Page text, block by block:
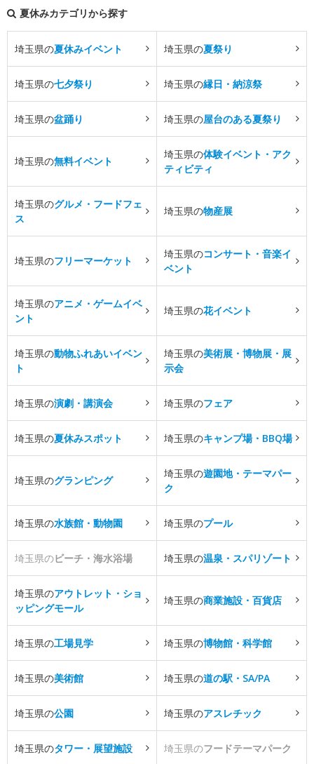
夏休みカテゴリから探す
埼玉県の夏休みイベント 埼玉県の夏祭り
埼玉県の七夕祭り 埼玉県の縁日・納涼祭
埼玉県の盆踊り 埼玉県の屋台のある夏祭り
埼玉県の無料イベント
埼玉県の体験イベント・アク
ティビティ
埼玉県のグルメ・フードフェ
ス
埼玉県の物産展
埼玉県のフリーマーケット
埼玉県のコンサート・音楽イ
ベント
埼玉県のアニメ・ゲームイベ
ント
埼玉県の花イベント
埼玉県の動物ふれあいイベン
ト
埼玉県の美術展・博物展・展
示会
埼玉県の演劇・講演会 埼玉県のフェア
埼玉県の夏休みスポット 埼玉県のキャンプ場・BBQ場
埼玉県のグランピング
埼玉県の遊園地・テーマパー
ク
埼玉県の水族館・動物園 埼玉県のプール
埼玉県のビーチ・海水浴場 埼玉県の温泉・スパリゾート
埼玉県のアウトレット・ショ
ッピングモール
埼玉県の商業施設・百貨店
埼玉県の工場見学 埼玉県の博物館・科学館
埼玉県の美術館 埼玉県の道の駅・SA/PA
埼玉県の公園 埼玉県のアスレチック
埼玉県のタワー・展望施設 埼玉県のフードテーマパーク